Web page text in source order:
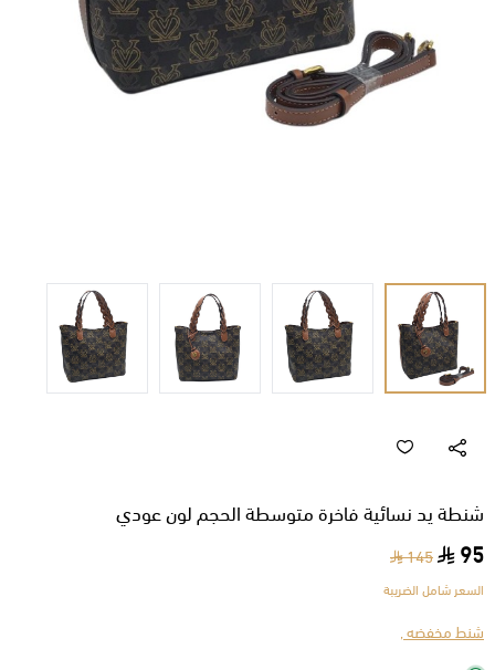
شنطة يد نسائية فاخرة متوسطة الحجم لون عودي
95
145
السعر شامل الضريبة
شنط مخفضه ,